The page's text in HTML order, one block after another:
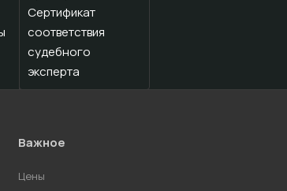
Важное
Цены